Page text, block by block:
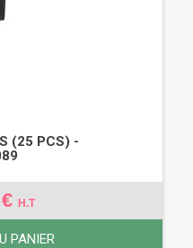
(25 PCS) -
H.T
PANIER